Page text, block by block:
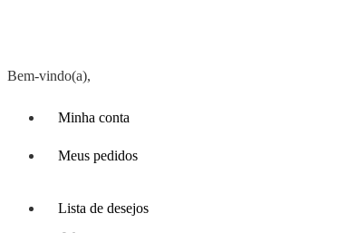
Bem-vindo(a),
Minha conta
Meus pedidos
Lista de desejos